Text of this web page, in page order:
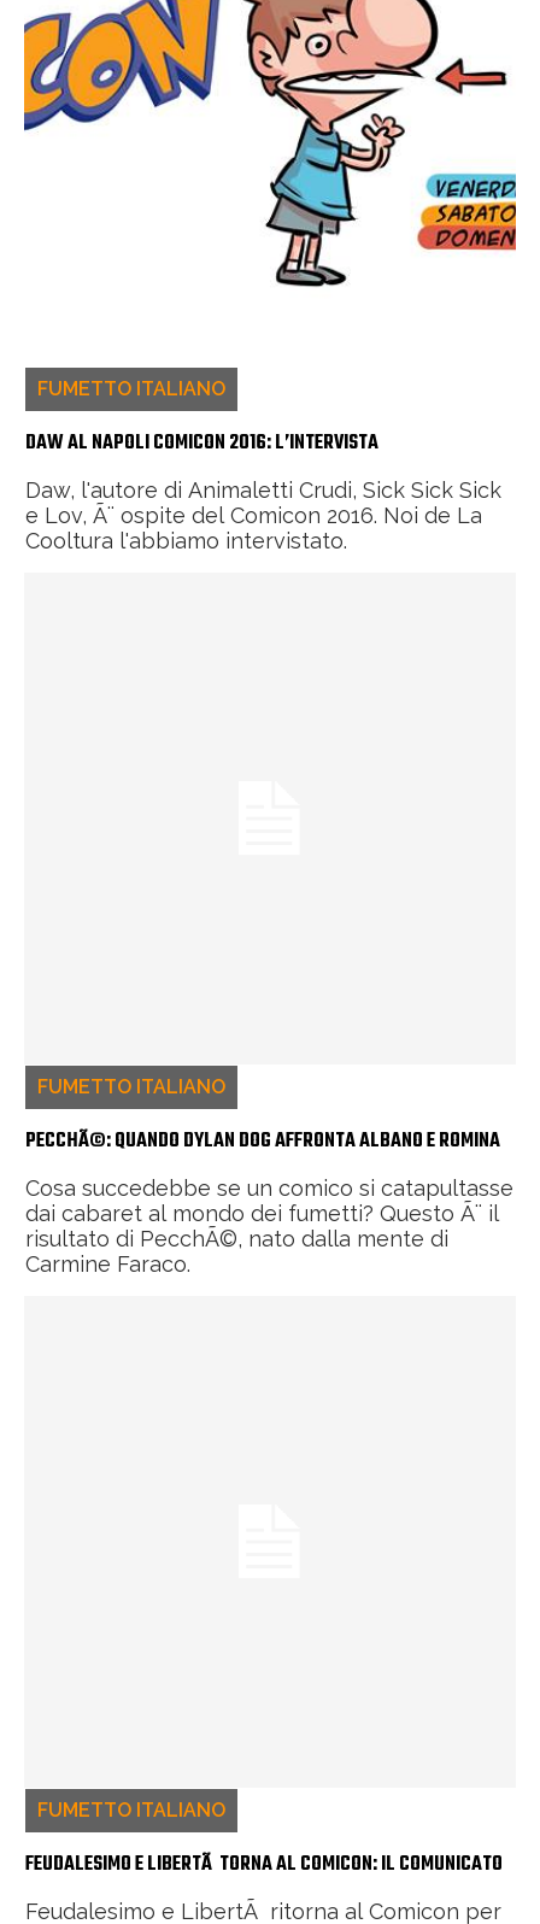
FUMETTO ITALIANO
DAW AL NAPOLI COMICON 2016: L’INTERVISTA
Daw, l'autore di Animaletti Crudi, Sick Sick Sick
e Lov, Ã¨ ospite del Comicon 2016. Noi de La
Cooltura l'abbiamo intervistato.
FUMETTO ITALIANO
PECCHÃ©: QUANDO DYLAN DOG AFFRONTA ALBANO E ROMINA
Cosa succedebbe se un comico si catapultasse
dai cabaret al mondo dei fumetti? Questo Ã¨ il
risultato di PecchÃ©, nato dalla mente di
Carmine Faraco.
FUMETTO ITALIANO
FEUDALESIMO E LIBERTÃ TORNA AL COMICON: IL COMUNICATO
Feudalesimo e LibertÃ ritorna al Comicon per